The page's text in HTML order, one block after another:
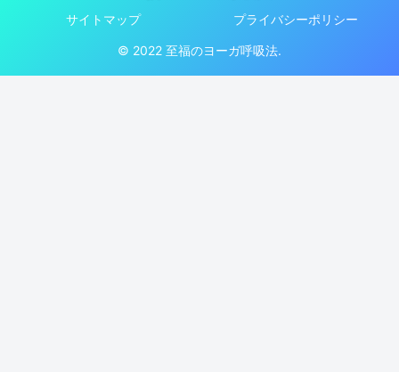
サイトマップ プライバシーポリシー
© 2022 至福のヨーガ呼吸法.